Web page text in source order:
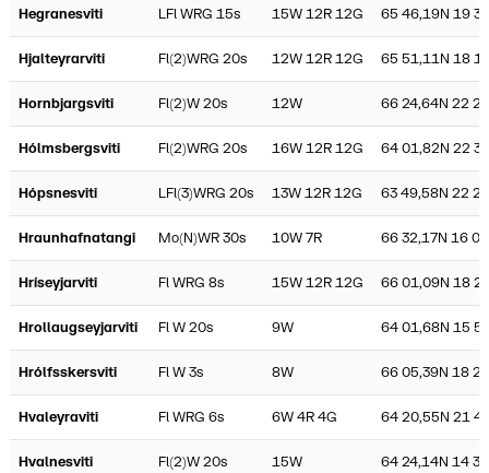
Hegranesviti LFl WRG 15s 15W 12R 12G 65 46,19N 19
Hjalteyrarviti Fl(2)WRG 20s 12W 12R 12G 65 51,11N 18
Hornbjargsviti Fl(2)W 20s 12W 66 24,64N 22
Hólmsbergsviti Fl(2)WRG 20s 16W 12R 12G 64 01,82N 22
Hópsnesviti LFl(3)WRG 20s 13W 12R 12G 63 49,58N 22
Hraunhafnatangi Mo(N)WR 30s 10W 7R 66 32,17N 16
Hríseyjarviti Fl WRG 8s 15W 12R 12G 66 01,09N 18
Hrollaugseyjarviti Fl W 20s 9W 64 01,68N 15
Hrólfsskersviti Fl W 3s 8W 66 05,39N 18
Hvaleyraviti Fl WRG 6s 6W 4R 4G 64 20,55N 21
Hvalnesviti Fl(2)W 20s 15W 64 24,14N 14